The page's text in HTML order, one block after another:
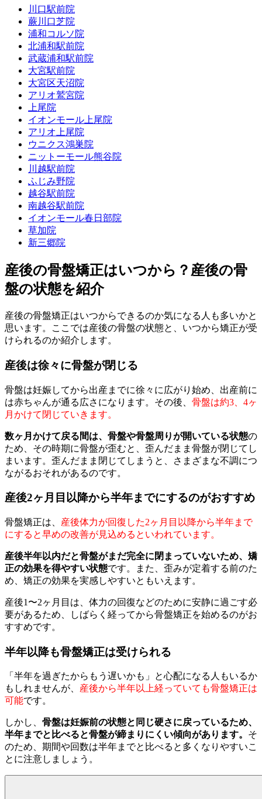
川口駅前院
蕨川口芝院
浦和コルソ院
北浦和駅前院
武蔵浦和駅前院
大宮駅前院
大宮区天沼院
アリオ鷲宮院
上尾院
イオンモール上尾院
アリオ上尾院
ウニクス鴻巣院
ニットーモール熊谷院
川越駅前院
ふじみ野院
越谷駅前院
南越谷駅前院
イオンモール春日部院
草加院
新三郷院
産後の骨盤矯正はいつから？産後の骨
盤の状態を紹介
産後の骨盤矯正はいつからできるのか気になる人も多いかと
思います。ここでは産後の骨盤の状態と、いつから矯正が受
けられるのか紹介します。
産後は徐々に骨盤が閉じる
骨盤は妊娠してから出産までに徐々に広がり始め、出産前に
は赤ちゃんが通る広さになります。その後、 骨盤は約3、4ヶ
月かけて閉じていきます。
数ヶ月かけて戻る間は、骨盤や骨盤周りが開いている状態の
ため、その時期に骨盤が歪むと、歪んだまま骨盤が閉じてし
まいます。歪んだまま閉じてしまうと、さまざまな不調につ
ながるおそれがあるのです。
産後2ヶ月目以降から半年までにするのがおすすめ
骨盤矯正は、 産後体力が回復した2ヶ月目以降から半年まで
にすると早めの改善が見込めるといわれています。
産後半年以内だと骨盤がまだ完全に閉まっていないため、矯
正の効果を得やすい状態です。また、歪みが定着する前のた
め、矯正の効果を実感しやすいともいえます。
産後1〜2ヶ月目は、体力の回復などのために安静に過ごす必
要があるため、しばらく経ってから骨盤矯正を始めるのがお
すすめです。
半年以降も骨盤矯正は受けられる
「半年を過ぎたからもう遅いかも」と心配になる人もいるか
もしれませんが、 産後から半年以上経っていても骨盤矯正は
可能です。
しかし、 骨盤は妊娠前の状態と同じ硬さに戻っているため、
半年までと比べると骨盤が締まりにくい傾向があります。 そ
のため、期間や回数は半年までと比べると多くなりやすいこ
とに注意しましょう。